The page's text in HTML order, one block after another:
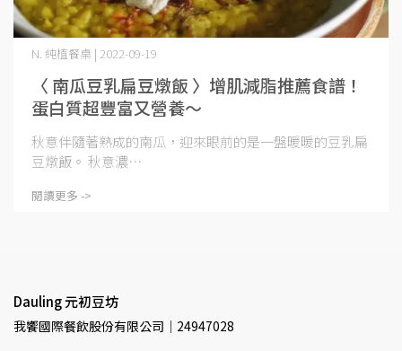
〈 南瓜豆乳扁豆燉飯 〉增肌減脂推薦食譜！
蛋白質超豐富又營養～
N. 純植餐桌 | 2022-09-19
秋意伴隨著熟成的南瓜，迎來眼前的是一盤暖暖的豆乳扁
豆燉飯。 秋意濃⋯
閱讀更多 ->
Dauling 元初豆坊
我饗國際餐飲股份有限公司｜24947028